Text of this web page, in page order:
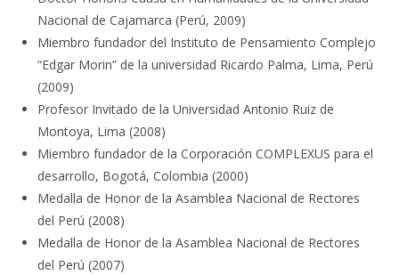
Nacional de Cajamarca (Perú, 2009)
Miembro fundador del Instituto de Pensamiento Complejo
“Edgar Morin” de la universidad Ricardo Palma, Lima, Perú
(2009)
Profesor Invitado de la Universidad Antonio Ruiz de
Montoya, Lima (2008)
Miembro fundador de la Corporación COMPLEXUS para el
desarrollo, Bogotá, Colombia (2000)
Medalla de Honor de la Asamblea Nacional de Rectores
del Perú (2008)
Medalla de Honor de la Asamblea Nacional de Rectores
del Perú (2007)